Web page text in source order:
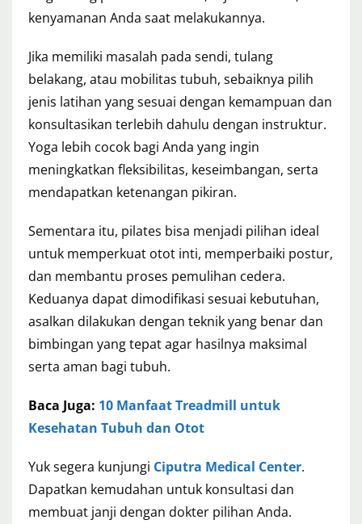
kenyamanan Anda saat melakukannya.
Jika memiliki masalah pada sendi, tulang
belakang, atau mobilitas tubuh, sebaiknya pilih
jenis latihan yang sesuai dengan kemampuan dan
konsultasikan terlebih dahulu dengan instruktur.
Yoga lebih cocok bagi Anda yang ingin
meningkatkan fleksibilitas, keseimbangan, serta
mendapatkan ketenangan pikiran.
Sementara itu, pilates bisa menjadi pilihan ideal
untuk memperkuat otot inti, memperbaiki postur,
dan membantu proses pemulihan cedera.
Keduanya dapat dimodifikasi sesuai kebutuhan,
asalkan dilakukan dengan teknik yang benar dan
bimbingan yang tepat agar hasilnya maksimal
serta aman bagi tubuh.
Baca Juga: 10 Manfaat Treadmill untuk
Kesehatan Tubuh dan Otot
Yuk segera kunjungi Ciputra Medical Center.
Dapatkan kemudahan untuk konsultasi dan
membuat janji dengan dokter pilihan Anda.